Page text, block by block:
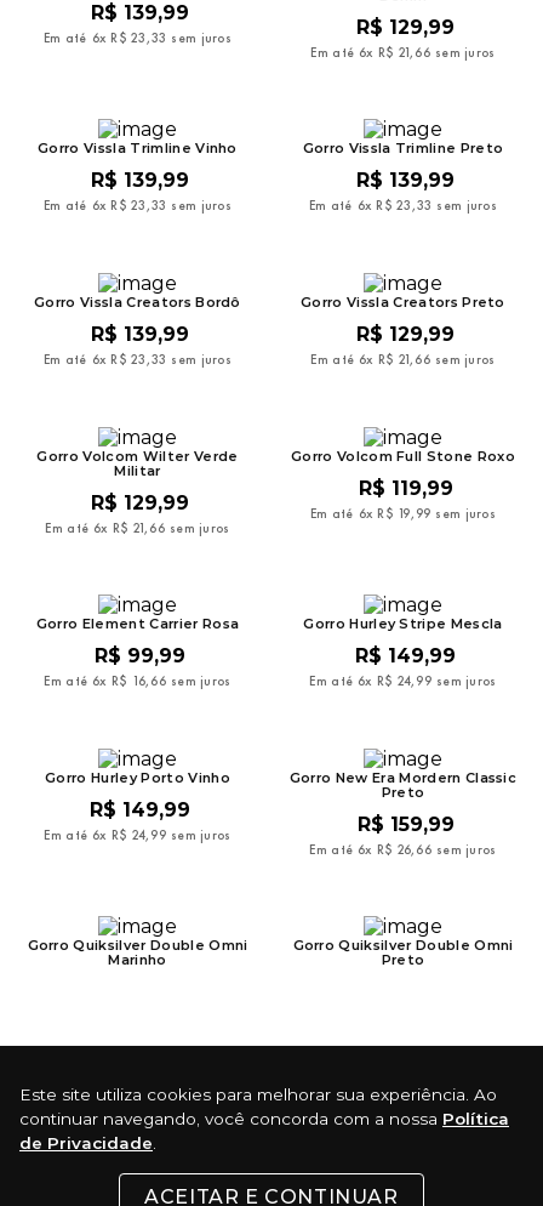
Este site utiliza cookies para melhorar sua experiência. Ao
continuar navegando, você concorda com a nossa Política
de Privacidade
ACEITAR E CONTINUAR
R$ 139,99
Em até 6x R$ 23 ,33 sem juros R$ 129,99
Em até 6x R$ 21, 66 sem juros
Gorro Vissla Trimline Vinho
R$ 139,99
Em até 6x R$ 23 ,33 sem juros
Gorro Vissla Trimline Preto
R$ 139,99
Em até 6x R$ 23 ,33 sem juros
Gorro Vissla Creators Bordô
R$ 139,99
Em até 6x R$ 23 ,33 sem juros
Gorro Vissla Creators Preto
R$ 129,99
Em até 6x R$ 21, 66 sem juros
Gorro Volcom Wilter Verde
Militar
R$ 129,99
Em até 6x R$ 21, 66 sem juros
Gorro Volcom Full Stone Roxo
R$ 119,99
Em até 6x R$ 19, 99 sem juros
Gorro Element Carrier Rosa
R$ 99,99
Em até 6x R$ 16, 66 sem juros
Gorro Hurley Stripe Mescla
R$ 149,99
Em até 6x R$ 24, 99 sem juros
Gorro Hurley Porto Vinho
R$ 149,99
Em até 6x R$ 24, 99 sem juros
Gorro New Era Mordern Classic
Preto
R$ 159,99
Em até 6x R$ 26, 66 sem juros
Gorro Quiksilver Double Omni
Marinho
Gorro Quiksilver Double Omni
Preto
Cadastre-se e receba ofertas exclusivas